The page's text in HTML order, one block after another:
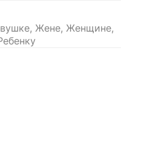
Жене, Женщине,